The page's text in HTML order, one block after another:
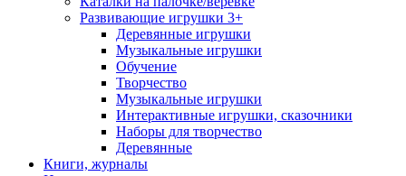
Развивающие игрушки 3+
Деревянные игрушки
Музыкальные игрушки
Обучение
Творчество
Музыкальные игрушки
Интерактивные игрушки, сказочники
Наборы для творчество
Деревянные
Книги, журналы